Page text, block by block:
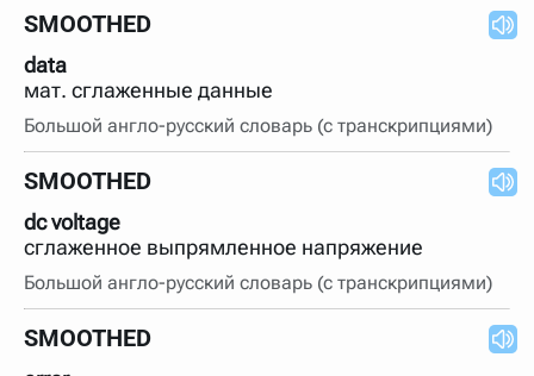
SMOOTHED
data
мат. сглаженные данные
Большой англо-русский словарь (с транскрипциями)
SMOOTHED
dc voltage
сглаженное выпрямленное напряжение
Большой англо-русский словарь (с транскрипциями)
SMOOTHED